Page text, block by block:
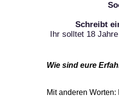
Schreibt
Ihr solltet 18
Wie sind eure
Mit anderen